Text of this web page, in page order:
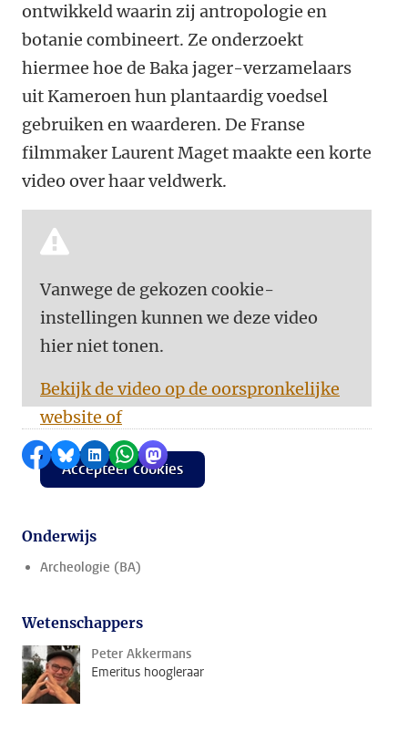
ontwikkeld waarin zij antropologie en
botanie combineert. Ze onderzoekt
hiermee hoe de Baka jager-verzamelaars
uit Kameroen hun plantaardig voedsel
gebruiken en waarderen. De Franse
filmmaker Laurent Maget maakte een korte
video over haar veldwerk.
Vanwege de gekozen cookie-
instellingen kunnen we deze video
hier niet tonen.
Bekijk de video op de oorspronkelijke
website of
Accepteer cookies
Delen op Facebook
Delen via Bluesky
Delen op LinkedIn
Delen via WhatsApp
Delen via Mastodon
Onderwijs
Archeologie (BA)
Wetenschappers
Peter Akkermans
Emeritus hoogleraar